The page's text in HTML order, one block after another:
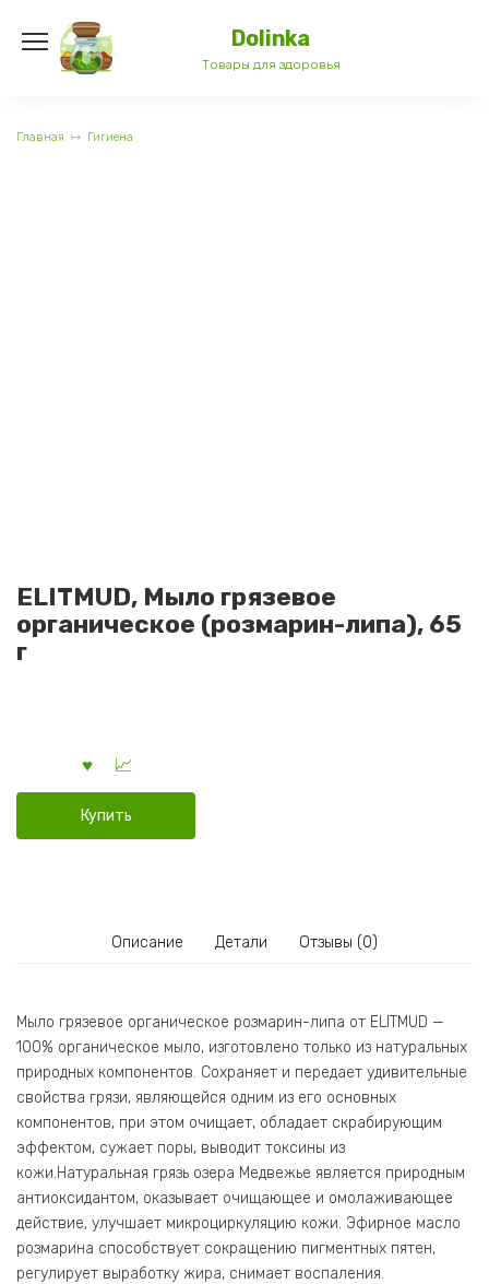
содержанию
Dolinka
Товары для здоровья
Главная Гигиена
ELITMUD, Мыло грязевое
органическое (розмарин-липа), 65
г
Купить
Описание Детали Отзывы (0)
Мыло грязевое органическое розмарин-липа от ELITMUD —
100% органическое мыло, изготовлено только из натуральных
природных компонентов. Сохраняет и передает удивительные
свойства грязи, являющейся одним из его основных
компонентов, при этом очищает, обладает скрабирующим
эффектом, сужает поры, выводит токсины из
кожи.Натуральная грязь озера Медвежье является природным
антиоксидантом, оказывает очищающее и омолаживающее
действие, улучшает микроциркуляцию кожи. Эфирное масло
розмарина способствует сокращению пигментных пятен,
регулирует выработку жира, снимает воспаления.